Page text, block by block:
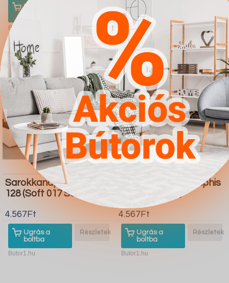
Ugrás a
Részletek
Butor1.hu
Ugrás a
boltba
Butor1.hu
Sarokkanapé Comfivo
128 (Soft 017 Soul 20)
4.567Ft
Ugrás a
boltba
Részletek
Butor1.hu
Sarokkanapé Memphis
4.567Ft
Ugrás a
boltba
Részletek
Butor1.hu